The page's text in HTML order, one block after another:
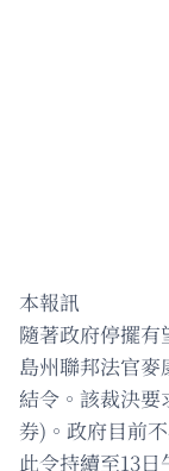
本報訊
隨著政府停擺有
島州聯邦法官
結令。該裁決要
券)。政府目前
此令持續至13日